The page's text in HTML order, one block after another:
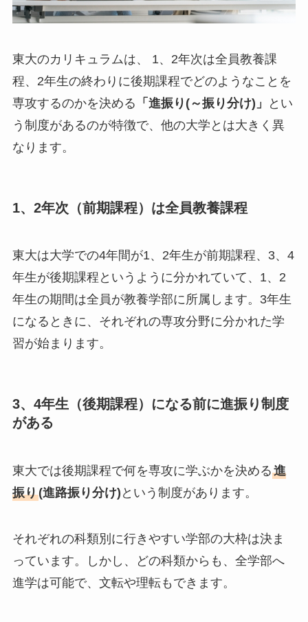
東大のカリキュラムは、 1、2年次は全員教養課
程、2年生の終わりに後期課程でどのようなことを
専攻するのかを決める 「進振り(～振り分け)」
とい
う制度があるのが特徴で、他の大学とは大きく異
なります。
1、2年次（前期課程）は全員教養課程
東大は大学での4年間が1、2年生が前期課程、3、4
年生が後期課程というように分かれていて、1、2
年生の期間は全員が教養学部に所属します。3年生
になるときに、それぞれの専攻分野に分かれた学
習が始まります。
3、4年生（後期課程）になる前に進振り制度
がある
東大では後期課程で何を専攻に学ぶかを決める進
振り(進路振り分け) という制度があります。
それぞれの科類別に行きやすい学部の大枠は決ま
っています。しかし、どの科類からも、全学部へ
進学は可能で、文転や理転もできます。